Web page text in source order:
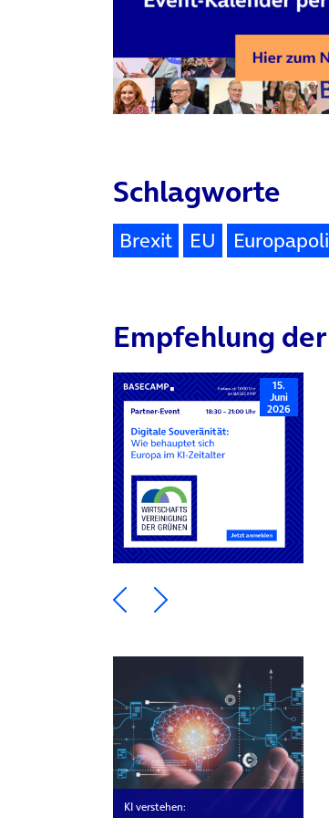
Schlagworte
Brexit EU
Empfehlung
15.
Juni
2026
Ein Element zurück
Ein Element
KI verstehen: